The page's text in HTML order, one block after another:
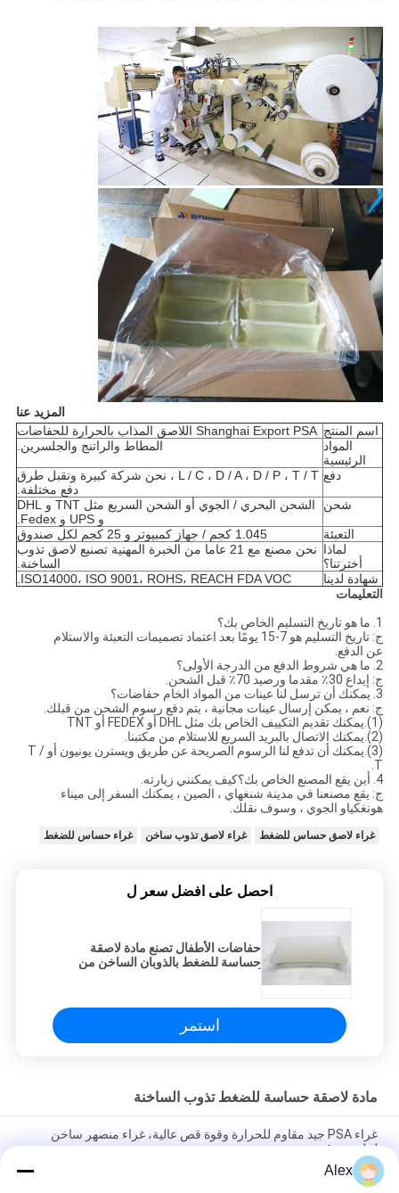
المزيد عنا
اسم المنتج Shanghai Export PSA اللاصق المذاب بالحرارة للحفاضات
المواد
الرئيسية
المطاط والراتنج والجلسرين.
دفع
L / C ، D / A ، D / P ، T / T ، نحن شركة كبيرة ونقبل طرق
دفع مختلفة.
شحن
الشحن البحري / الجوي أو الشحن السريع مثل TNT و DHL
و UPS و Fedex.
التعبئة
1.045 كجم / جهاز كمبيوتر و 25 كجم لكل صندوق
لماذا
أخترتنا؟
نحن مصنع مع 21 عاما من الخبرة المهنية تصنيع لاصق تذوب
الساخنة.
شهادة لدينا
ISO14000، ISO 9001، ROHS، REACH FDA VOC.
التعليمات
1. ما هو تاريخ التسليم الخاص بك؟
ج: تاريخ التسليم هو 7-15 يومًا بعد اعتماد تصميمات التعبئة والاستلام
عن الدفع.
2. ما هي شروط الدفع من الدرجة الأولى؟
ج: إيداع 30٪ مقدما ورصيد 70٪ قبل الشحن.
3. يمكنك أن ترسل لنا عينات من المواد الخام حفاضات؟
ج: نعم ، يمكن إرسال عينات مجانية ، يتم دفع رسوم الشحن من قبلك.
(1).يمكنك تقديم التكييف الخاص بك مثل DHL أو FEDEX أو TNT
(2).يمكنك الاتصال بالبريد السريع للاستلام من مكتبنا.
(3).يمكنك أن تدفع لنا الرسوم الصريحة عن طريق ويسترن يونيون أو T /
T.
4. أين يقع المصنع الخاص بك؟كيف يمكنني زيارته.
ج: يقع مصنعنا في مدينة شنغهاي ، الصين ، يمكنك السفر إلى ميناء
هونغكياو الجوي ، وسوف نقلك.
غراء لاصق حساس للضغط غراء لاصق تذوب ساخن غراء حساس للضغط
احصل على افضل سعر ل
حفاضات الأطفال تصنع مادة لاصقة
حساسة للضغط بالذوبان الساخن من
استمر
مادة لاصقة حساسة للضغط تذوب الساخنة
غراء PSA جيد مقاوم للحرارة وقوة قص عالية، غراء منصهر ساخن
لملصق رقمي
Alex